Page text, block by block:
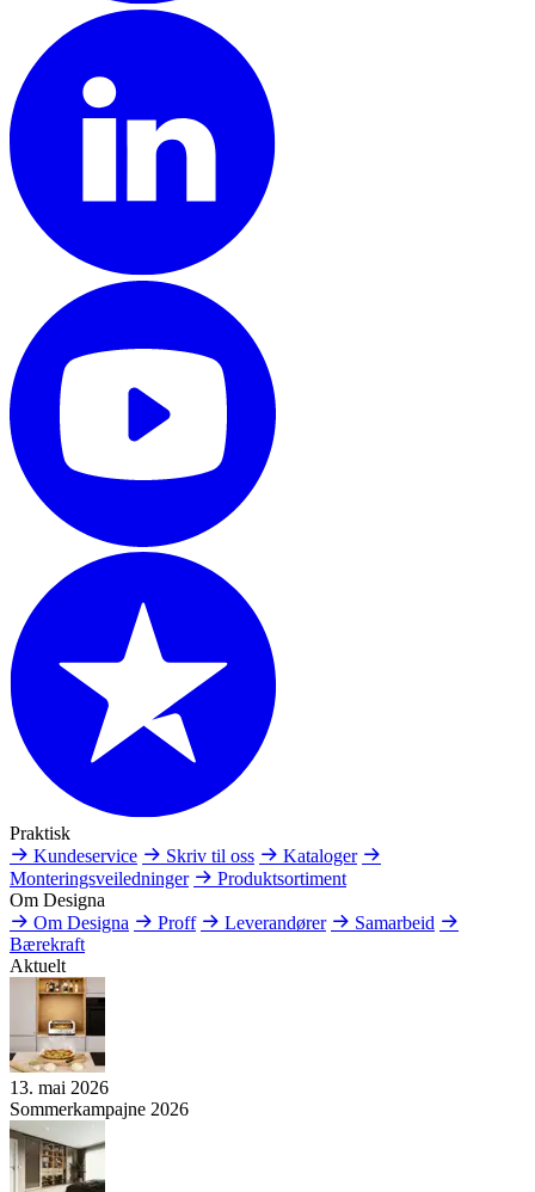
Praktisk
Kundeservice
Skriv til oss
Kataloger
Monteringsveiledninger
Produktsortiment
Om Designa
Om Designa
Proff Leverandører
Samarbeid
Bærekraft
Aktuelt
13. mai 2026
Sommerkampajne 2026